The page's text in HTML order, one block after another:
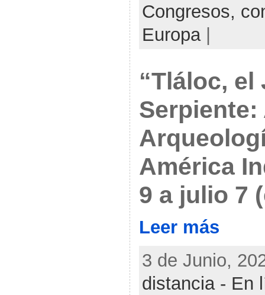
Congresos,
Europa|
“Tláloc, el
Serpiente:
América
9 a julio 7
Leer más
3 de Junio,
distancia - En